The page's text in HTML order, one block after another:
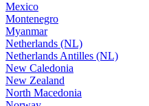
Mexico
Montenegro
Myanmar
Netherlands (NL)
Netherlands Antilles (NL)
New Caledonia
New Zealand
North Macedonia